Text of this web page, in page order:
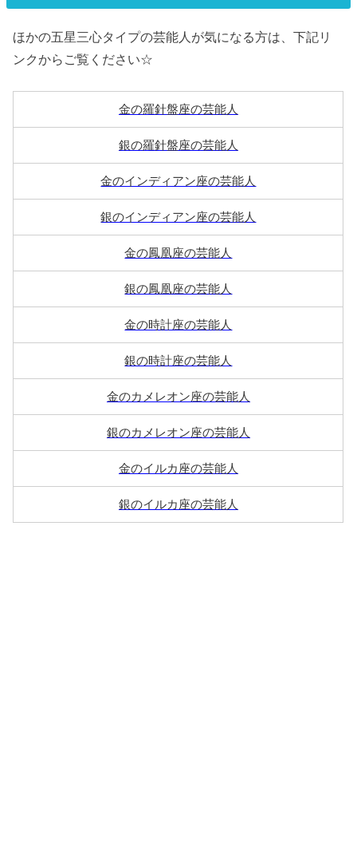
ほかの五星三心タイプの芸能人が気になる方は、下記リ
ンクからご覧ください☆
金の羅針盤座の芸能人
銀の羅針盤座の芸能人
金のインディアン座の芸能人
銀のインディアン座の芸能人
金の鳳凰座の芸能人
銀の鳳凰座の芸能人
金の時計座の芸能人
銀の時計座の芸能人
金のカメレオン座の芸能人
銀のカメレオン座の芸能人
金のイルカ座の芸能人
銀のイルカ座の芸能人